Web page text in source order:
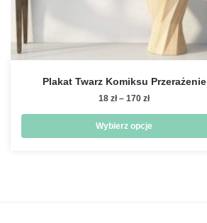
Plakat Twarz Komiksu Przerażenie
18 zł – 170 złZakres
od
18 zł
Wybierz opcje